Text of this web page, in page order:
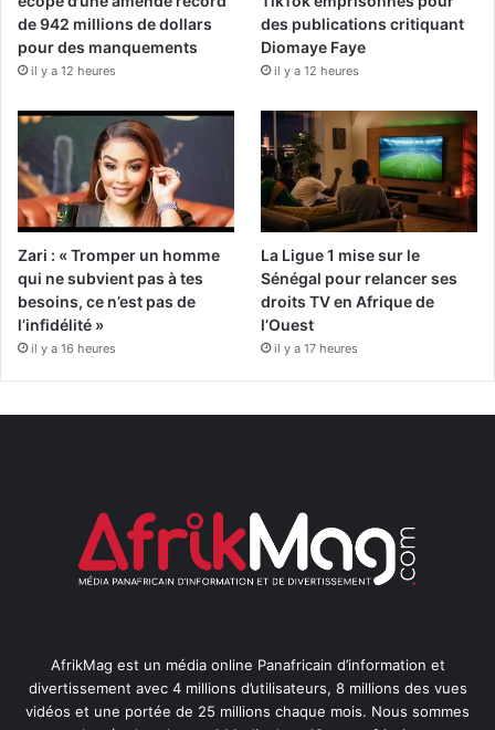
de 942 millions de dollars
pour des manquements
il y a 12 heures
des publications critiquant
Diomaye Faye
il y a 12 heures
Zari : « Tromper un homme
qui ne subvient pas à tes
besoins, ce n’est pas de
l’infidélité »
il y a 16 heures
La Ligue 1 mise sur le
Sénégal pour relancer ses
droits TV en Afrique de
l’Ouest
il y a 17 heures
AfrikMag est un média online Panafricain d’information et
divertissement avec 4 millions d’utilisateurs, 8 millions des vues
vidéos et une portée de 25 millions chaque mois. Nous sommes